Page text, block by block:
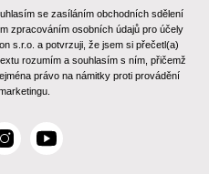
se zasíláním obchodních sdělení
zpracováním osobních údajů pro účely
s.r.o. a potvrzuji, že jsem si přečetl(a)
textu rozumím a souhlasím s ním, přičemž
právo na námitky proti provádění
I
Y